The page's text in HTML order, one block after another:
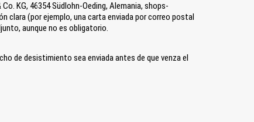
KG, 46354 Südlohn-Oeding, Alemania, shops-
clara (por ejemplo, una carta enviada por correo postal
aunque no es obligatorio.
de desistimiento sea enviada antes de que venza el